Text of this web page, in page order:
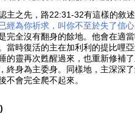
主之先，路22:31-32有這樣的敘述
經為你祈求，叫你不至於失了信
完全沒有翻身的餘地。他會在適
當時復活的主在加利利的提比哩
的靈再次甦醒過來，也重新修補
終身為主委身。同樣地，主深深
不會完全爬不起來。